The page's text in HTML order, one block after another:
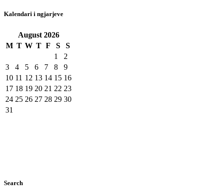
Kalendari i ngjarjeve
August 2026
M T W T F S
S
1
2
3
4 5 6 7 8
9
10 11 12 13 14 15 16
17 18 19 20 21 22 23
24 25 26 27 28 29 30
31
Search